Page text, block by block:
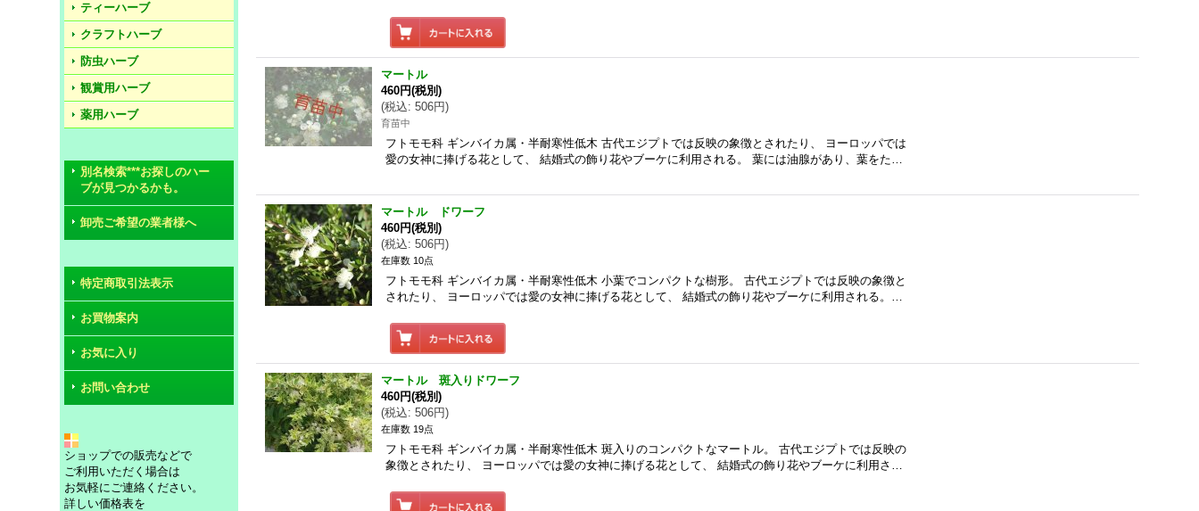
ティーハーブ
クラフトハーブ
防虫ハーブ
観賞用ハーブ
薬用ハーブ
別名検索***お探しのハー
ブが見つかるかも。
卸売ご希望の業者様へ
特定商取引法表示
お買物案内
お気に入り
お問い合わせ
ショップでの販売などで
ご利用いただく場合は
お気軽にご連絡ください。
詳しい価格表を
マートル
460円(税別)
(税込: 506円)
育苗中
フトモモ科 ギンバイカ属・半耐寒性低木 古代エジプトでは反映の象徴とされたり、 ヨーロッパでは
愛の女神に捧げる花として、 結婚式の飾り花やブーケに利用される。 葉には油腺があり、葉をた…
マートル ドワーフ
460円(税別)
(税込: 506円)
在庫数 10点
フトモモ科 ギンバイカ属・半耐寒性低木 小葉でコンパクトな樹形。 古代エジプトでは反映の象徴と
されたり、 ヨーロッパでは愛の女神に捧げる花として、 結婚式の飾り花やブーケに利用される。…
マートル 斑入りドワーフ
460円(税別)
(税込: 506円)
在庫数 19点
フトモモ科 ギンバイカ属・半耐寒性低木 斑入りのコンパクトなマートル。 古代エジプトでは反映の
象徴とされたり、 ヨーロッパでは愛の女神に捧げる花として、 結婚式の飾り花やブーケに利用さ…